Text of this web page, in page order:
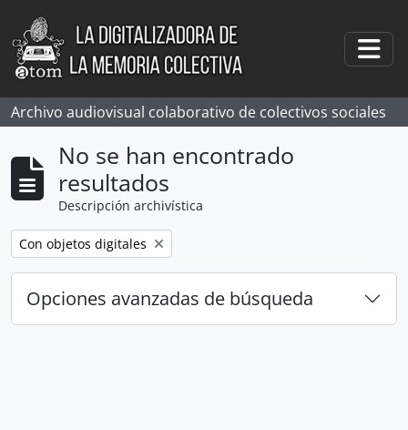
Skip to main content
Archivo audiovisual colaborativo de colectivos sociales
No se han encontrado
resultados
Descripción archivística
Remove filter:
Con objetos digitales
Opciones avanzadas de búsqueda